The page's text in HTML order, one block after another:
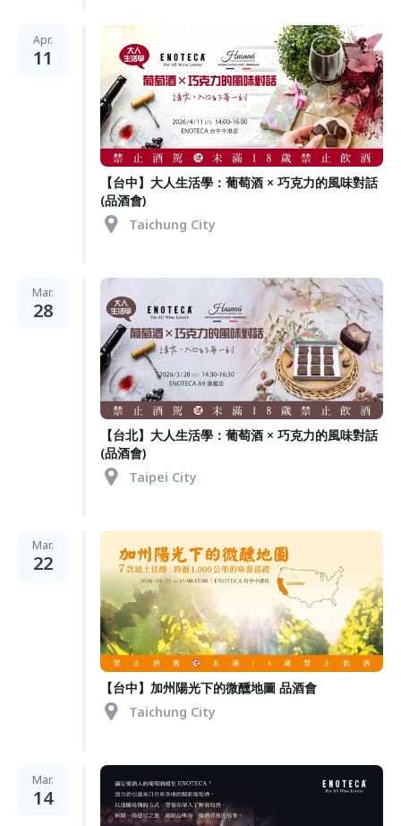
Apr.
11
【台中】大人生活學：葡萄酒 × 巧克力的風味對話
(品酒會)
Taichung City
Mar.
28
【台北】大人生活學：葡萄酒 × 巧克力的風味對話
(品酒會)
Taipei City
Mar.
22
【台中】加州陽光下的微醺地圖 品酒會
Taichung City
Mar.
14